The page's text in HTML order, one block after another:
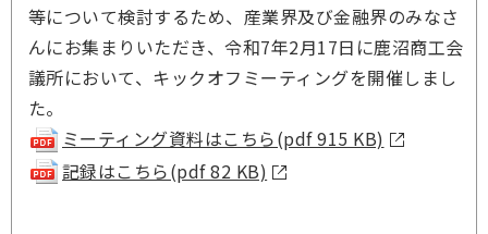
等について検討するため、産業界及び金融界のみなさ
んにお集まりいただき、令和7年2月17日に鹿沼商工会
議所において、キックオフミーティングを開催しまし
た。
ミーティング資料はこちら(pdf 915 KB)
記録はこちら(pdf 82 KB)